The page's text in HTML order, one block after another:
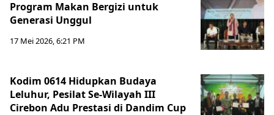
Program Makan Bergizi untuk
Generasi Unggul
17 Mei 2026, 6:21 PM
Kodim 0614 Hidupkan Budaya
Leluhur, Pesilat Se-Wilayah III
Cirebon Adu Prestasi di Dandim Cup